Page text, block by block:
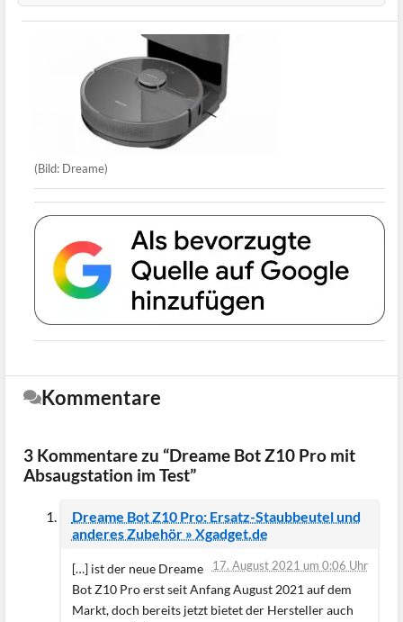
(Bild: Dreame)
Kommentare
3 Kommentare zu “Dreame Bot Z10 Pro mit
Absaugstation im Test”
Dreame Bot Z10 Pro: Ersatz-Staubbeutel und
anderes Zubehör » Xgadget.de
17. August 2021 um 0:06 Uhr
[…] ist der neue Dreame
Bot Z10 Pro erst seit Anfang August 2021 auf dem
Markt, doch bereits jetzt bietet der Hersteller auch